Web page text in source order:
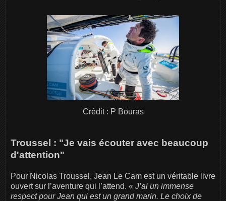
Crédit : P Bouras
Troussel : "Je vais écouter avec beaucoup
d'attention"
Pour Nicolas Troussel, Jean Le Cam est un véritable livre
ouvert sur l’aventure qui l’attend. « J’ai un immense
respect pour Jean qui est un grand marin. Le choix de